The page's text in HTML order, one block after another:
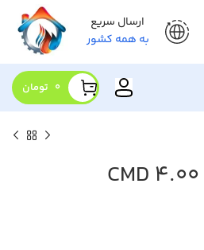
ارسال سریع
به همه کشور
0 تومان